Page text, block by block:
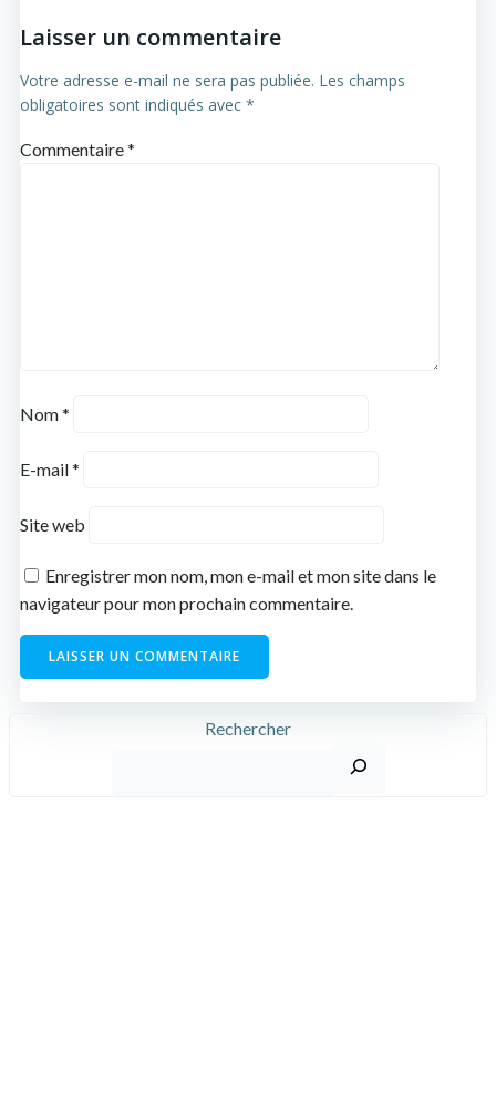
Laisser un commentaire
Votre adresse e-mail ne sera pas publiée. Les champs
obligatoires sont indiqués avec *
Commentaire*
Nom*
E-mail*
Site web
Enregistrer mon nom, mon e-mail et mon site dans le
navigateur pour mon prochain commentaire.
Rechercher